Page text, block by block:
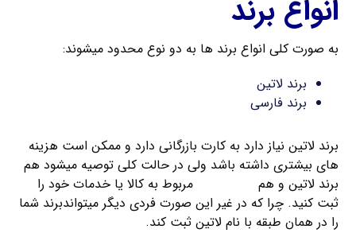
انواع برند
به صورت کلی انواع برند ها به دو نوع محدود میشوند:
برند لاتین
برند فارسی
برند لاتین نیاز دارد به کارت بازرگانی دارد و ممکن است هزینه
های بیشتری داشته باشد ولی در حالت کلی توصیه میشود هم
برند لاتین و هم
مربوط به کالا یا خدمات خود را
ثبت کنید. چرا که در غیر این صورت فردی دیگر میتواندبرند شما
را در همان طبقه با نام لاتین ثبت کند.